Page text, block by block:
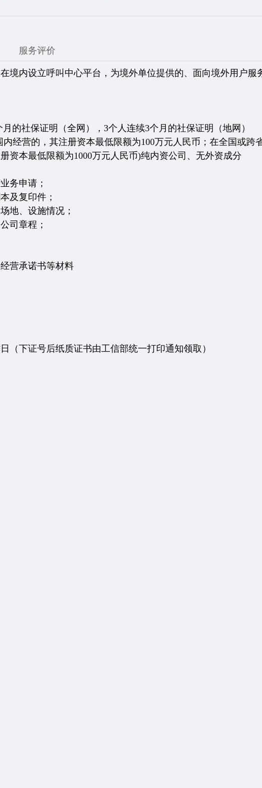
服务评价
内设立呼叫中心平台，为境外单位提供的、面向境外用户服
社保证明（全网），3个人连续3个月的社保证明（地网）
营的，其注册资本最低限额为100万元人民币；在全国或跨
资本最低限额为1000万元人民币)纯内资公司、无外资成分
务申请；
及复印件；
、设施情况；
司章程；
营承诺书等材料
下证号后纸质证书由工信部统一打印通知领取）